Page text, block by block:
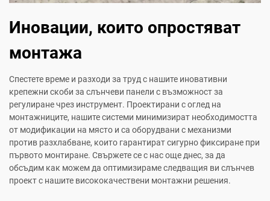
Иновации, които опростяват
монтажа
Спестете време и разходи за труд с нашите иновативни
крепежни скоби за слънчеви панели с възможност за
регулиране чрез инструмент. Проектирани с оглед на
монтажниците, нашите системи минимизират необходимостта
от модификации на място и са оборудвани с механизми
против разхлабване, които гарантират сигурно фиксиране при
първото монтиране. Свържете се с нас още днес, за да
обсъдим как можем да оптимизираме следващия ви слънчев
проект с нашите висококачествени монтажни решения.